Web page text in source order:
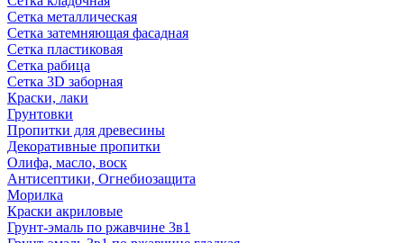
Сетка металлическая
Сетка затемняющая фасадная
Сетка пластиковая
Сетка рабица
Сетка 3D заборная
Краски, лаки
Грунтовки
Пропитки для древесины
Декоративные пропитки
Олифа, масло, воск
Антисептики, Огнебиозащита
Морилка
Краски акриловые
Грунт-эмаль по ржавчине 3в1